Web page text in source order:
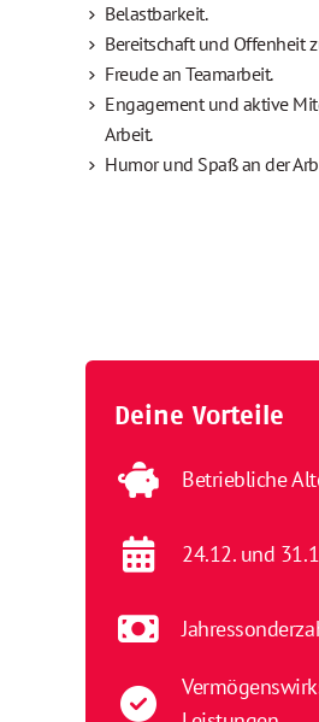
Belastbarkeit.
Bereitschaft und Offenheit
Freude an Teamarbeit.
Engagement und aktive
Arbeit.
Humor und Spaß an der
Deine Vorteile
Betriebliche
24.12. und